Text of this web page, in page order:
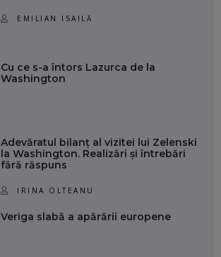
EMILIAN ISAILĂ
Cu ce s-a întors Lazurca de la
Washington
Adevăratul bilanț al vizitei lui Zelenski
la Washington. Realizări și întrebări
fără răspuns
IRINA OLTEANU
Veriga slabă a apărării europene